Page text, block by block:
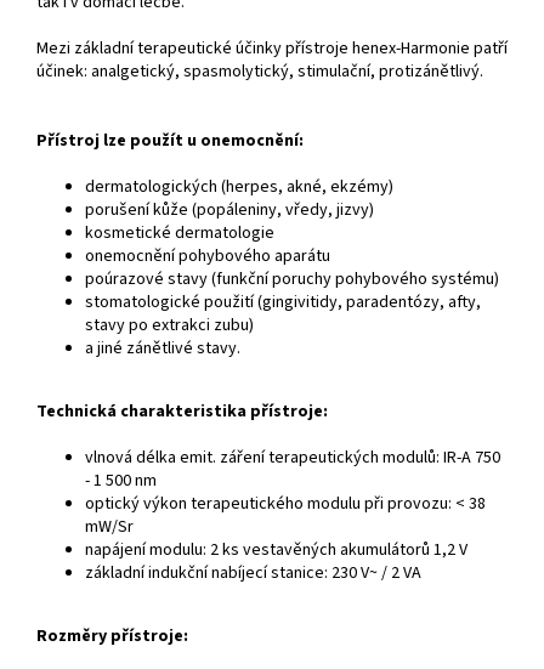
Mezi základní terapeutické účinky přístroje henex-Harmonie patří
účinek: analgetický, spasmolytický, stimulační, protizánětlivý.
Přístroj lze použít u onemocnění:
dermatologických (herpes, akné, ekzémy)
porušení kůže (popáleniny, vředy, jizvy)
kosmetické dermatologie
onemocnění pohybového aparátu
poúrazové stavy (funkční poruchy pohybového systému)
stomatologické použití (gingivitidy, paradentózy, afty,
stavy po extrakci zubu)
a jiné zánětlivé stavy.
Technická charakteristika přístroje:
vlnová délka emit. záření terapeutických modulů: IR-A 750
- 1 500 nm
optický výkon terapeutického modulu při provozu: < 38
mW/Sr
napájení modulu: 2 ks vestavěných akumulátorů 1,2 V
základní indukční nabíjecí stanice: 230 V~ / 2 VA
Rozměry přístroje: